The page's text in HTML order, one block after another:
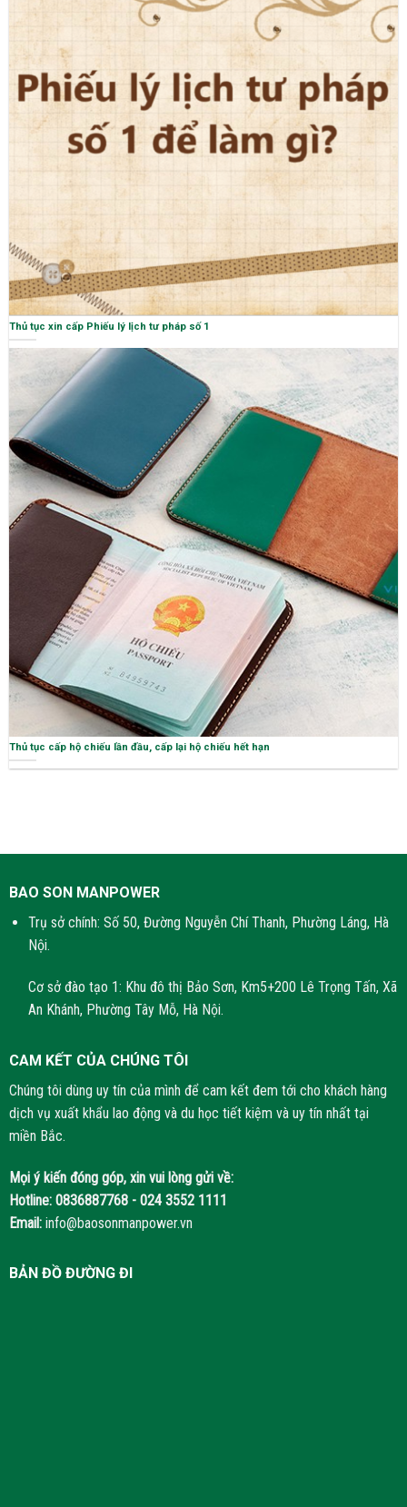
Thủ tục xin cấp Phiếu lý lịch tư pháp số 1
Thủ tục cấp hộ chiếu lần đầu, cấp lại hộ chiếu hết hạn
BAO SON MANPOWER
Trụ sở chính: Số 50, Đường Nguyễn Chí Thanh, Phường Láng, Hà
Nội.
Cơ sở đào tạo 1: Khu đô thị Bảo Sơn, Km5+200 Lê Trọng Tấn, Xã
An Khánh, Phường Tây Mỗ, Hà Nội.
CAM KẾT CỦA CHÚNG TÔI
Chúng tôi dùng uy tín của mình để cam kết đem tới cho khách hàng
dịch vụ xuất khẩu lao động và du học tiết kiệm và uy tín nhất tại
miền Bắc.
Mọi ý kiến đóng góp, xin vui lòng gửi về:
Hotline: 0836887768 - 024 3552 1111
Email: info@baosonmanpower.vn
BẢN ĐỒ ĐƯỜNG ĐI